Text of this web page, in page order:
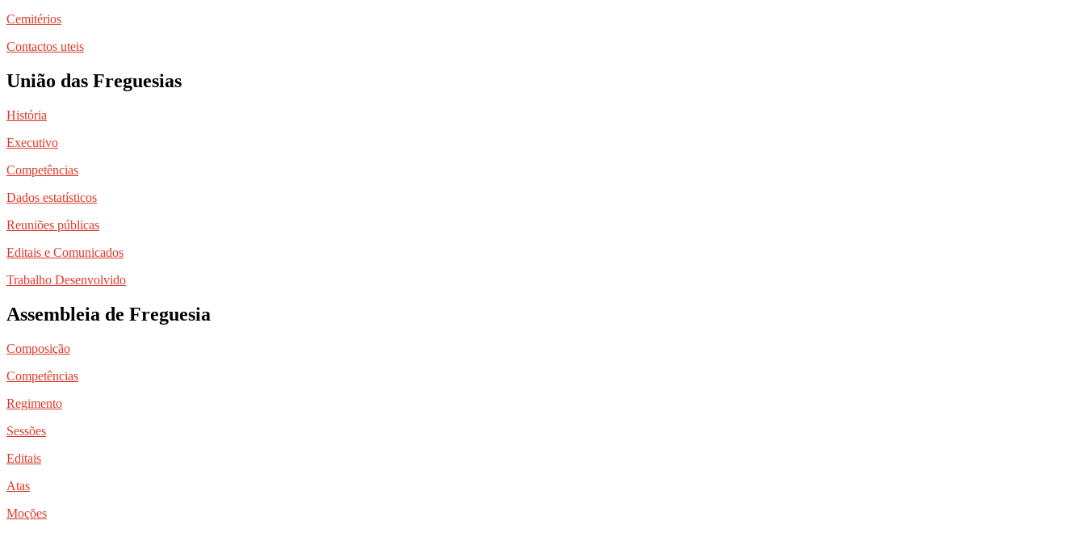
Cemitérios
Contactos uteis
União das Freguesias
História
Executivo
Competências
Dados estatísticos
Reuniões públicas
Editais e Comunicados
Trabalho Desenvolvido
Assembleia de Freguesia
Composição
Competências
Regimento
Sessões
Editais
Atas
Moções